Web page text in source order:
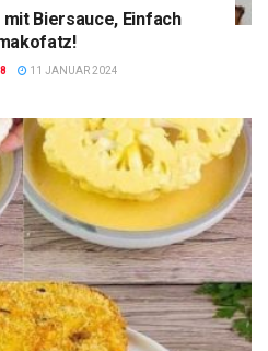
Biersauce, Einfach
11 JANUAR 2024